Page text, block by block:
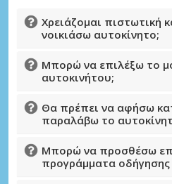
Χρειάζομαι πιστωτική
νοικιάσω αυτοκίνητο;
Μπορώ να επιλέξω το
αυτοκινήτου;
Θα πρέπει να αφήσω
παραλάβω το
Μπορώ να προσθέσω
προγράμματα